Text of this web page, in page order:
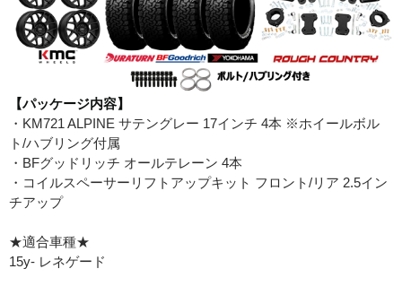
【パッケージ内容】
・KM721 ALPINE サテングレー 17インチ 4本 ※ホイールボル
ト/ハブリング付属
・BFグッドリッチ オールテレーン 4本
・コイルスペーサーリフトアップキット フロント/リア 2.5イン
チアップ
★適合車種★
15y- レネゲード